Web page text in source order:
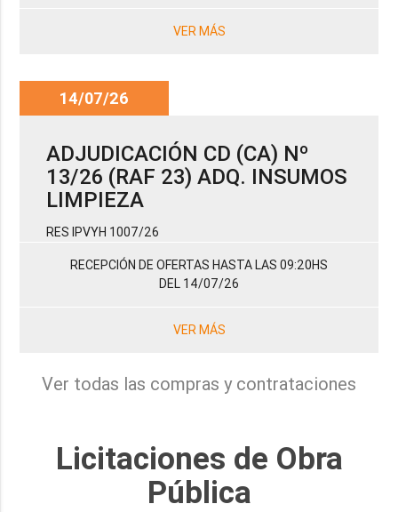
VER MÁS
14/07/26
ADJUDICACIÓN CD (CA) Nº
13/26 (RAF 23) ADQ. INSUMOS
LIMPIEZA
RES IPVYH 1007/26
RECEPCIÓN DE OFERTAS HASTA LAS 09:20HS
DEL 14/07/26
VER MÁS
Ver todas las compras y contrataciones
Licitaciones de Obra
Pública